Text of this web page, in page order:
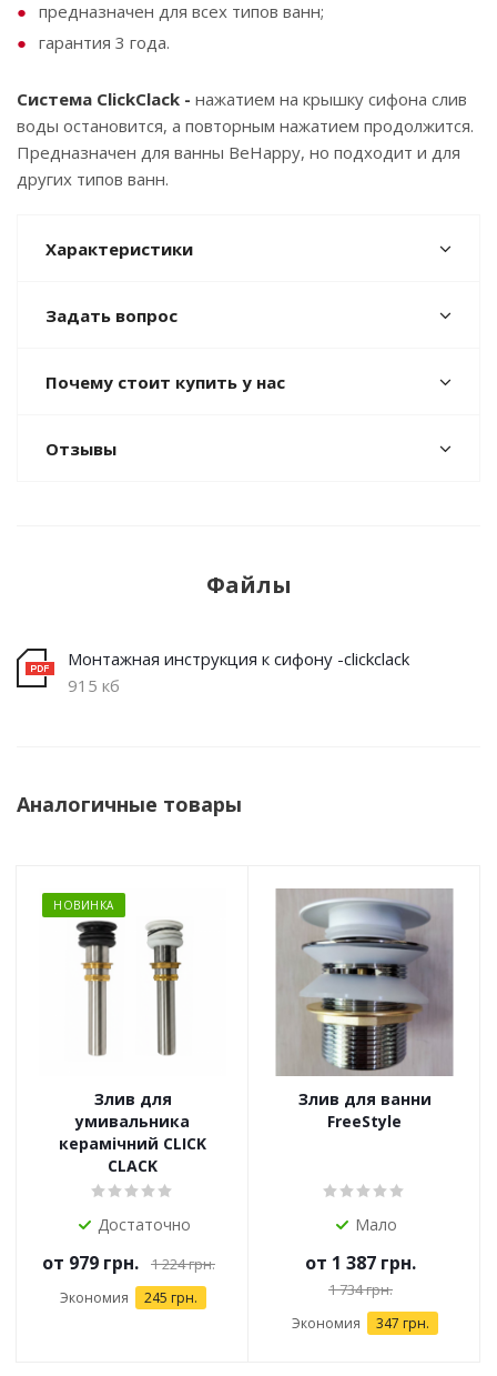
предназначен для всех типов ванн;
гарантия 3 года.
Система ClickClack - нажатием на крышку сифона слив
воды остановится, а повторным нажатием продолжится.
Предназначен для ванны BeHappy, но подходит и для
других типов ванн.
Характеристики
Задать вопрос
Почему стоит купить у нас
Отзывы
Файлы
Монтажная инструкция к сифону -clickclack
915 кб
Аналогичные товары
НОВИНКА
Злив для
умивальника
керамічний CLICK
CLACK
Достаточно
от 979 грн. 1 224 грн.
Экономия 245 грн.
Злив для ванни
FreeStyle
Мало
от 1 387 грн.
1 734 грн.
Экономия 347 грн.